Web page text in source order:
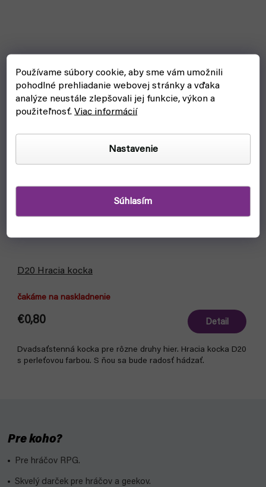
Používame súbory cookie, aby sme vám umožnili
pohodlné prehliadanie webovej stránky a vďaka
analýze neustále zlepšovali jej funkcie, výkon a
použiteľnosť.Viac informácií
Nastavenie
Súhlasím
D20 Hracia kocka
čakáme na naskladnenie
€0,80 Detail
Dvadsaťstenná kocka pre rôzne druhy hier. Hracia kocka D20
s perleťovou farbou. S ňou sa bude radosť hádzať.
Pre koho?
Pre hráčov RPG.
Skvelý darček pre hráčov a geekov.